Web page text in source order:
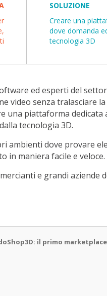
SOLUZIONE
Creare una
dove domanda
tecnologia 3D
ed esperti del
video senza tralasciare la
piattaforma dedicata
tecnologia 3D.
ambienti dove provare
in maniera facile e veloce.
e grandi aziende
il primo